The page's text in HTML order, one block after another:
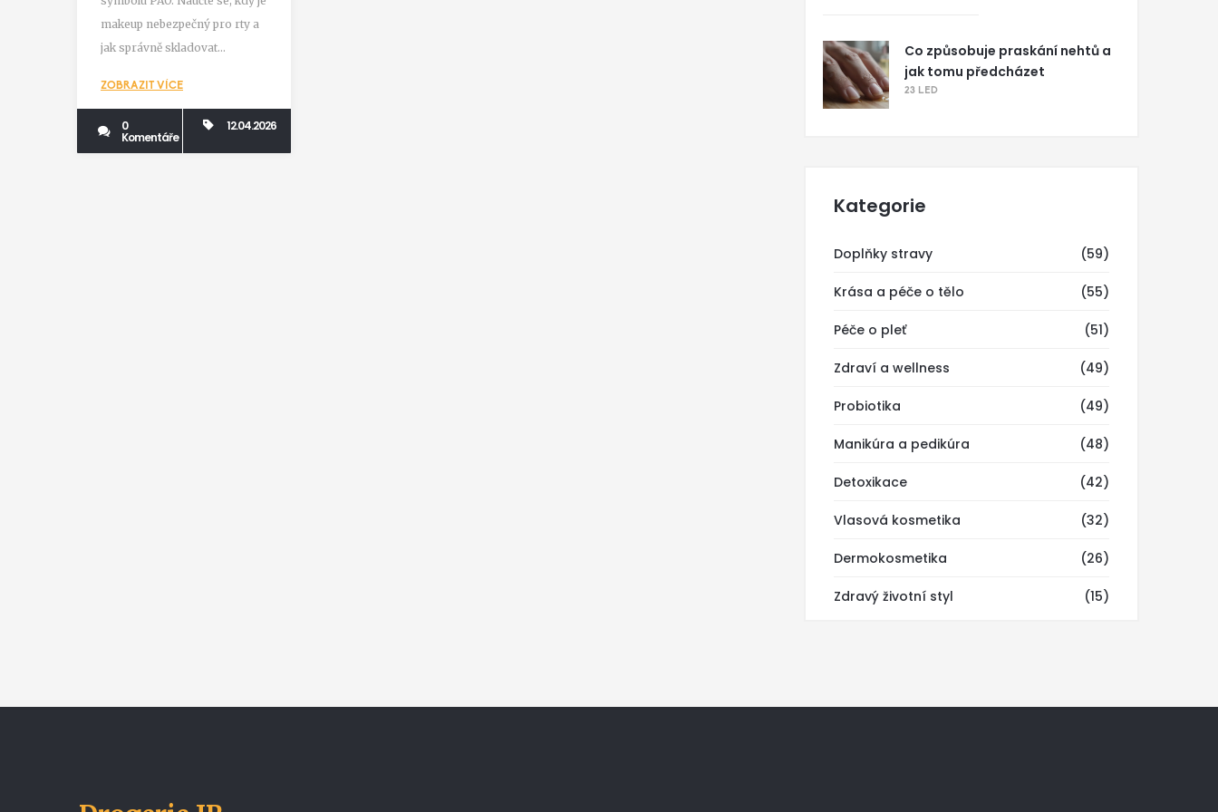
vyhodit
makeup nebezpečný pro rty a
jak správně skladovat
ZOBRAZIT VÍCE
0
Komentáře
12.04.2026
Co způsobuje praskání nehtů a
jak tomu předcházet
23 LED
Kategorie
Doplňky stravy (59)
Krása a péče o tělo (55)
Péče o pleť (51)
Zdraví a wellness (49)
Probiotika (49)
Manikúra a pedikúra (48)
Detoxikace (42)
Vlasová kosmetika (32)
Dermokosmetika (26)
Zdravý životní styl (15)